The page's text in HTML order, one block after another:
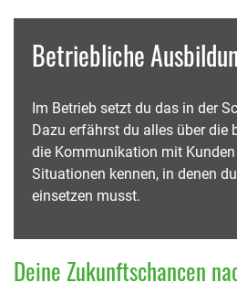
Betriebliche
Im Betrieb setzt du das in der
Dazu erfährst du alles über die
die Kommunikation mit
Situationen kennen, in denen
einsetzen musst.
Deine Zukunftschancen